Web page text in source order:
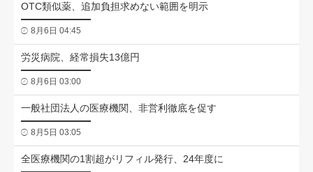
OTC類似薬、追加負担求めない範囲を明示
8月6日 04:45
労災病院、経常損失13億円
8月6日 03:00
一般社団法人の医療機関、非営利徹底を促す
8月5日 03:05
全医療機関の1割超がリフィル発行、24年度に